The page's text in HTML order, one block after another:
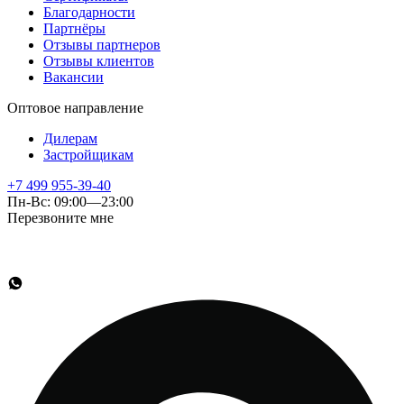
Благодарности
Партнёры
Отзывы партнеров
Отзывы клиентов
Вакансии
Оптовое направление
Дилерам
Застройщикам
+7 499 955-39-40
Пн-Вс: 09:00—23:00
Перезвоните мне